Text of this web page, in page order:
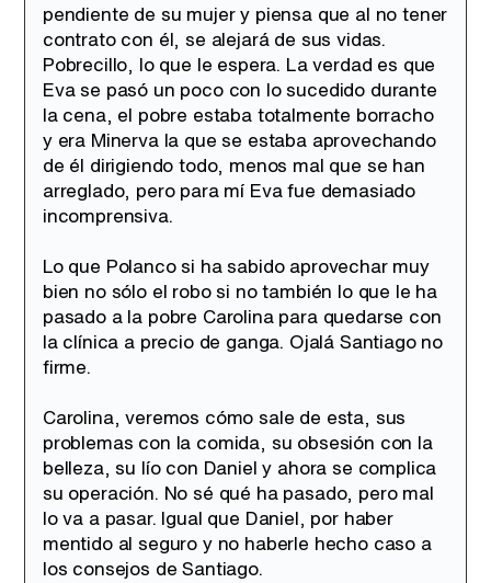
pendiente de su mujer y piensa que al no tener
contrato con él, se alejará de sus vidas.
Pobrecillo, lo que le espera. La verdad es que
Eva se pasó un poco con lo sucedido durante
la cena, el pobre estaba totalmente borracho
y era Minerva la que se estaba aprovechando
de él dirigiendo todo, menos mal que se han
arreglado, pero para mí Eva fue demasiado
incomprensiva.
Lo que Polanco si ha sabido aprovechar muy
bien no sólo el robo si no también lo que le ha
pasado a la pobre Carolina para quedarse con
la clínica a precio de ganga. Ojalá Santiago no
firme.
Carolina, veremos cómo sale de esta, sus
problemas con la comida, su obsesión con la
belleza, su lío con Daniel y ahora se complica
su operación. No sé qué ha pasado, pero mal
lo va a pasar. Igual que Daniel, por haber
mentido al seguro y no haberle hecho caso a
los consejos de Santiago.